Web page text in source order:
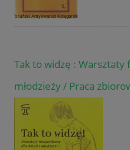
Tak to widzę : Warsztaty
młodzieży / Praca